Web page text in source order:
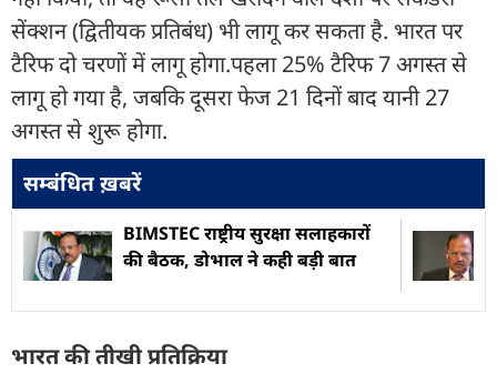
सेंक्शन (द्वितीयक प्रतिबंध) भी लागू कर सकता है. भारत पर
टैरिफ दो चरणों में लागू होगा.पहला 25% टैरिफ 7 अगस्त से
लागू हो गया है, जबकि दूसरा फेज 21 दिनों बाद यानी 27
अगस्त से शुरू होगा.
सम्बंधित ख़बरें
BIMSTEC राष्ट्रीय सुरक्षा सलाहकारों
की बैठक, डोभाल ने कही बड़ी बात
भारत की तीखी प्रतिक्रिया